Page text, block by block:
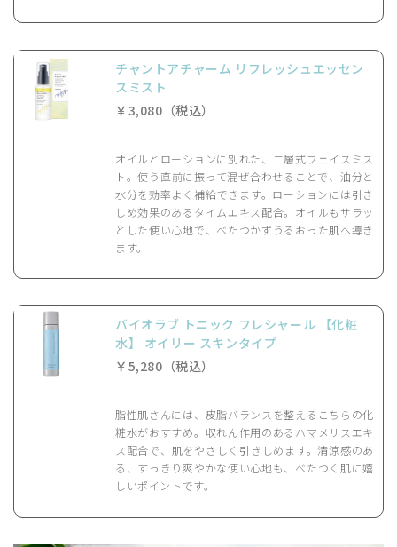
チャントアチャーム リフレッシュエッセン
スミスト
￥3,080（税込）
オイルとローションに別れた、二層式フェイスミス
ト。使う直前に振って混ぜ合わせることで、油分と
水分を効率よく補給できます。ローションには引き
しめ効果のあるタイムエキス配合。オイルもサラッ
とした使い心地で、べたつかずうるおった肌へ導き
ます。
バイオラブ トニック フレシャール 【化粧
水】 オイリー スキンタイプ
￥5,280（税込）
脂性肌さんには、皮脂バランスを整えるこちらの化
粧水がおすすめ。収れん作用のあるハマメリスエキ
ス配合で、肌をやさしく引きしめます。清涼感のあ
る、すっきり爽やかな使い心地も、べたつく肌に嬉
しいポイントです。